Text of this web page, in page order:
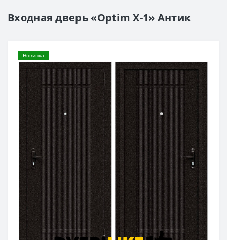
Входная дверь «Optim X-1» Антик
Новинка